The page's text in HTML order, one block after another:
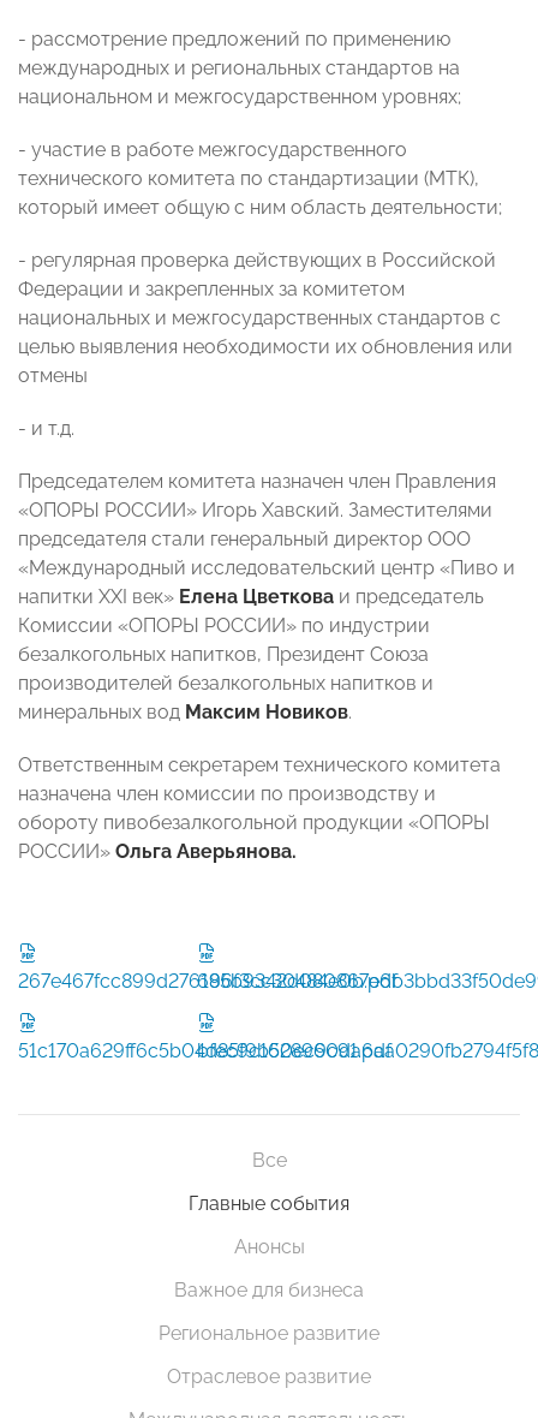
- рассмотрение предложений по применению
международных и региональных стандартов на
национальном и межгосударственном уровнях;
- участие в работе межгосударственного
технического комитета по стандартизации (МТК),
который имеет общую с ним область деятельности;
- регулярная проверка действующих в Российской
Федерации и закрепленных за комитетом
национальных и межгосударственных стандартов с
целью выявления необходимости их обновления или
отмены
- и т.д.
Председателем комитета назначен член Правления
«ОПОРЫ РОССИИ» Игорь Хавский. Заместителями
председателя стали генеральный директор ООО
«Международный исследовательский центр «Пиво и
напитки XXI век» Елена Цветкова и председатель
Комиссии «ОПОРЫ РОССИИ» по индустрии
безалкогольных напитков, Президент Союза
производителей безалкогольных напитков и
минеральных вод Максим Новиков.
Ответственным секретарем технического комитета
назначена член комиссии по производству и
обороту пивобезалкогольной продукции «ОПОРЫ
РОССИИ» Ольга Аверьянова.
267e467fcc899d276196f3cc30484e0b.pdf
51c170a629ff6c5b04d85f9b50ec9c91.pdf
Все
Главные события
Анонсы
Важное для бизнеса
Региональное развитие
Отраслевое развитие